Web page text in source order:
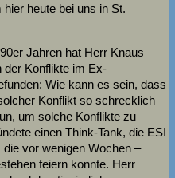
heute bei uns in St.
Jahren hat Herr Knaus
der Konflikte im Ex-
Wie kann es sein, dass
Konflikt so schrecklich
um solche Konflikte zu
einen Think-Tank, die ESI
vor wenigen Wochen –
feiern konnte. Herr